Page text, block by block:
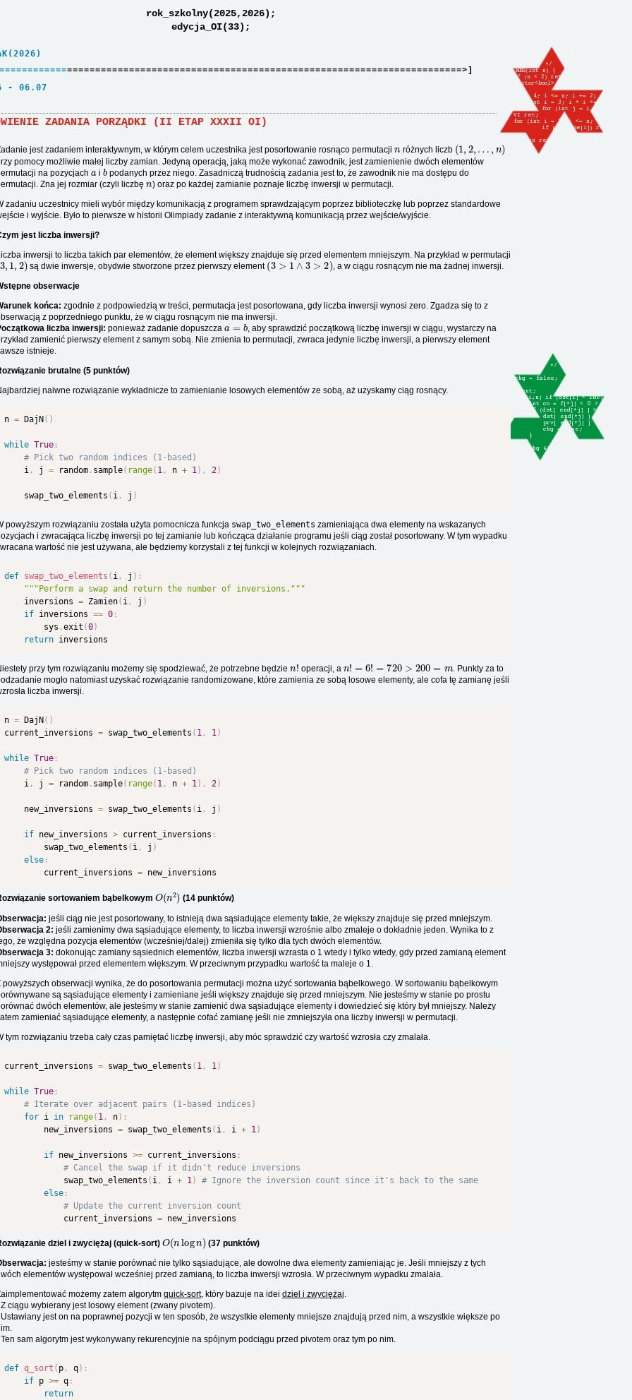
rok_szkolny(2025,2026);
edycja_OI(33);
==================================================================================>]
- 06.07
ZADANIA PORZĄDKI (II ETAP XXXII OI)
jest zadaniem interaktywnym, w którym celem uczestnika jest posortowanie rosnąco permutacji różnych liczb (1 2,
pomocy możliwie małej liczby zamian. Jedyną operacją, jaką może wykonać zawodnik, jest zamienienie dwóch elementów
na pozycjach a i bpodanych przez niego. Zasadniczą trudnością zadania jest to, że zawodnik nie ma dostępu do
Zna jej rozmiar (czyli liczbę n) oraz po każdej zamianie poznaje liczbę inwersji w permutacji.
zadaniu uczestnicy mieli wybór między komunikacją z programem sprawdzającym poprzez biblioteczkę lub poprzez standardowe
i wyjście. Było to pierwsze w historii Olimpiady zadanie z interaktywną komunikacją przez wejście/wyjście.
jest liczba inwersji?
inwersji to liczba takich par elementów, że element większy znajduje się przed elementem mniejszym. Na przykład w permutacji
3,1,2) są dwie inwersje, obydwie stworzone przez pierwszy element (3>1∧3>2) , a w ciągu rosnącym nie ma żadnej inwersji.
obserwacje
końca: zgodnie z podpowiedzią w treści, permutacja jest posortowana, gdy liczba inwersji wynosi zero. Zgadza się to z
z poprzedniego punktu, że w ciągu rosnącym nie ma inwersji.
liczba inwersji: ponieważ zadanie dopuszcza a =b
, aby sprawdzić początkową liczbę inwersji w ciągu, wystarczy na
zamienić pierwszy element z samym sobą. Nie zmienia to permutacji, zwraca jedynie liczbę inwersji, a pierwszy element
istnieje.
brutalne (5 punktów)
naiwne rozwiązanie wykładnicze to zamienianie losowych elementów ze sobą, aż uzyskamy ciąg rosnący.
n = DajN ( )
while True :
# Pick two random indices (1-based)
    i
, j = random . sample( range( 1 , n + 1) , 2)
    swap_two_elements
( i , j )
powyższym rozwiązaniu została użyta pomocnicza funkcja swap_two_elements zamieniająca dwa elementy na wskazanych
i zwracająca liczbę inwersji po tej zamianie lub kończąca działanie programu jeśli ciąg został posortowany. W tym wypadku
wartość nie jest używana, ale będziemy korzystali z tej funkcji w kolejnych rozwiązaniach.
def swap_two_elements ( i , j ) :
"""Perform a swap and return the number of inversions."""
    inversions
= Zamien( i , j )
if inversions == 0 :
        sys
.exit (0)
return
przy tym rozwiązaniu możemy się spodziewać, że potrzebne będzie ! operacji, a ! =720>200 =m
. Punkty za to
mogło natomiast uzyskać rozwiązanie randomizowane, które zamienia ze sobą losowe elementy, ale cofa tę zamianę jeśli
liczba inwersji.
n = DajN ( )
current_inversions = swap_two_elements ( 1 , 1)
while True :
# Pick two random indices (1-based)
    i
, j = random . sample( range( 1 , n + 1) , 2)
    new_inversions
= swap_two_elements ( i , j )
if new_inversions > current_inversions :
        swap_two_elements
( i , j )
else :
        current_inversions
=
sortowaniem bąbelkowym O( 2 (14 punktów)
jeśli ciąg nie jest posortowany, to istnieją dwa sąsiadujące elementy takie, że większy znajduje się przed mniejszym.
2: jeśli zamienimy dwa sąsiadujące elementy, to liczba inwersji wzrośnie albo zmaleje o dokładnie jeden. Wynika to z
że względna pozycja elementów (wcześniej/dalej) zmieniła się tylko dla tych dwóch elementów.
3: dokonując zamiany sąsiednich elementów, liczba inwersji wzrasta o 1 wtedy i tylko wtedy, gdy przed zamianą element
występował przed elementem większym. W przeciwnym przypadku wartość ta maleje o 1.
powyższych obserwacji wynika, że do posortowania permutacji można użyć sortowania bąbelkowego. W sortowaniu bąbelkowym
są sąsiadujące elementy i zamieniane jeśli większy znajduje się przed mniejszym. Nie jesteśmy w stanie po prostu
dwóch elementów, ale jesteśmy w stanie zamienić dwa sąsiadujące elementy i dowiedzieć się który był mniejszy. Należy
zamieniać sąsiadujące elementy, a następnie cofać zamianę jeśli nie zmniejszyła ona liczby inwersji w permutacji.
tym rozwiązaniu trzeba cały czas pamiętać liczbę inwersji, aby móc sprawdzić czy wartość wzrosła czy zmalała.
current_inversions = swap_two_elements ( 1 , 1 )
while True :
# Iterate over adjacent pairs (1-based indices)
for i in range( 1 , n) :
        new_inversions
= swap_two_elements ( i , i + 1 )
if new_inversions >= current_inversions :
# Cancel the swap if it didn't reduce inversions
            swap_two_elements
( i , i + 1 )
# Ignore the inversion count since it's back to the same
else :
# Update the current inversion count
            current_inversions
=
dziel i zwyciężaj (quick-sort) O( log ) (37 punktów)
jesteśmy w stanie porównać nie tylko sąsiadujące, ale dowolne dwa elementy zamieniając je. Jeśli mniejszy z tych
elementów występował wcześniej przed zamianą, to liczba inwersji wzrosła. W przeciwnym wypadku zmalała.
możemy zatem algorytm quick-sort, który bazuje na idei dziel i zwyciężaj.
ciągu wybierany jest losowy element (zwany pivotem).
jest on na poprawnej pozycji w ten sposób, że wszystkie elementy mniejsze znajdują przed nim, a wszystkie większe po
sam algorytm jest wykonywany rekurencyjnie na spójnym podciągu przed pivotem oraz tym po nim.
def q_sort ( p , q) :
if p >= q :
return